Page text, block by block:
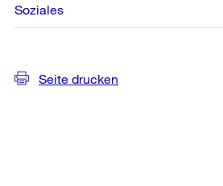
Soziales
Seite drucken